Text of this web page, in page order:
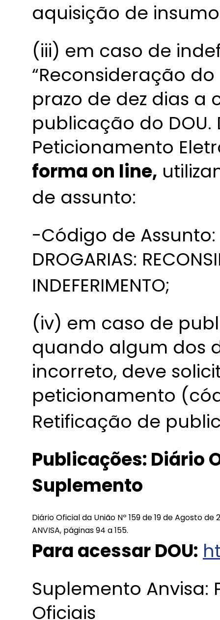
aquisição de
(iii) em caso de
“Reconsideração
prazo de dez dias
publicação do
Peticionamento
forma on line,
de assunto:
-Código de Assunto:
DROGARIAS:
INDEFERIMENTO;
(iv) em caso de
quando algum dos
incorreto, deve
peticionamento
Retificação de
Publicações: Diário
Suplemento
Diário Oficial da União Nº 159 de 19 de Agosto de
ANVISA, páginas 94 a 155.
Para acessar DOU:
Suplemento Anvisa:
Oficiais